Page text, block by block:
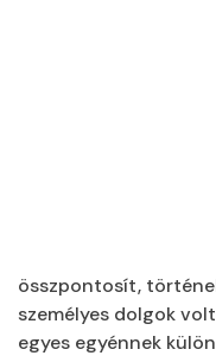
összpontosít,
személyes dolgok
egyes egyénnek